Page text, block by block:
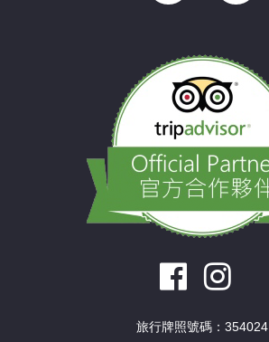
旅行牌照號碼：354024